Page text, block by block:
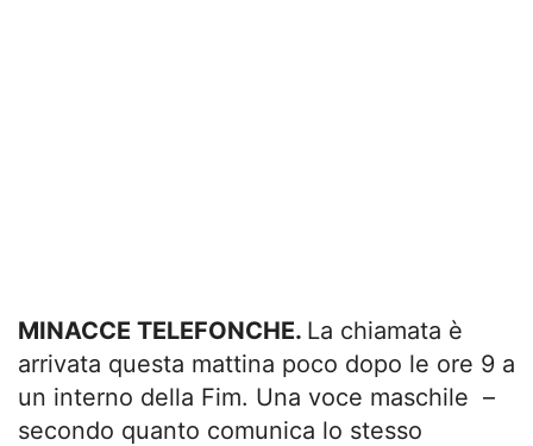
MINACCE TELEFONCHE. La chiamata è
arrivata questa mattina poco dopo le ore 9 a
un interno della Fim. Una voce maschile –
secondo quanto comunica lo stesso